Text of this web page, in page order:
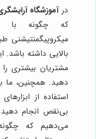
درآموزشگاه
که چگونه با
میکروپیگمنتیشنی
بالایی داشته
مشتریان بیشتری
دهید. همچنین، ما
استفاده از
بی‌نقص انجام
می‌دهیم که